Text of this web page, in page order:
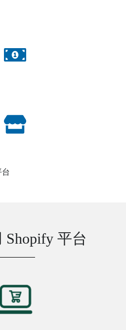
Shopify 平台